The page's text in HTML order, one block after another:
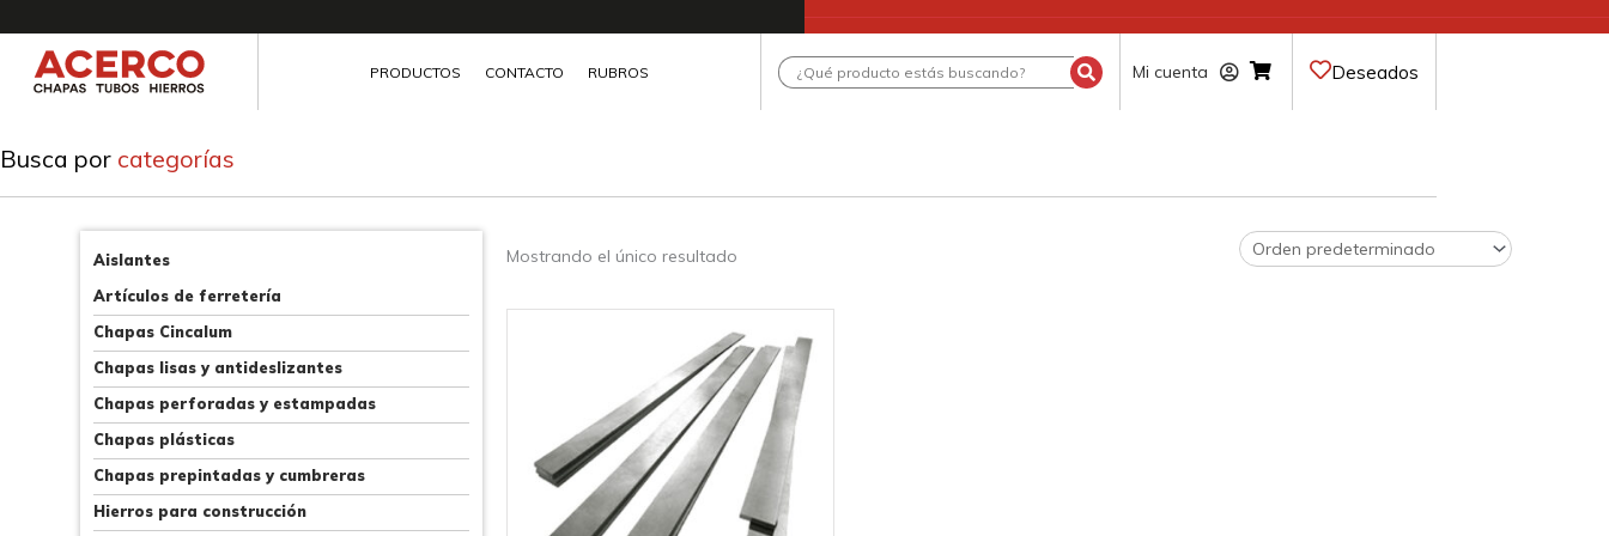
al
contenido
PRODUCTOS CONTACTO RUBROS
Search
Mi cuenta Deseados
Busca por categorías
Aislantes
Artículos de ferretería
Chapas Cincalum
Chapas lisas y antideslizantes
Chapas perforadas y estampadas
Chapas plásticas
Chapas prepintadas y cumbreras
Hierros para construcción
Mostrando el único resultado
variantes.
Las
opciones